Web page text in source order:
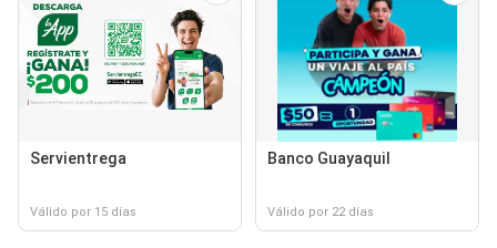
Servientrega
Válido por 15 días
Banco Guayaquil
Válido por 22 días